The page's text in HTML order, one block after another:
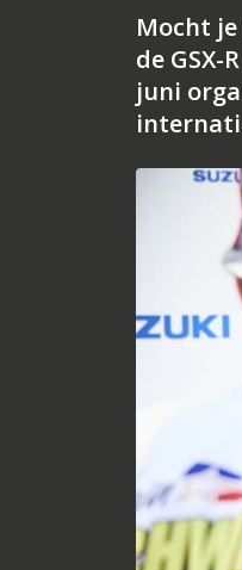
Mocht
de GSX-
juni